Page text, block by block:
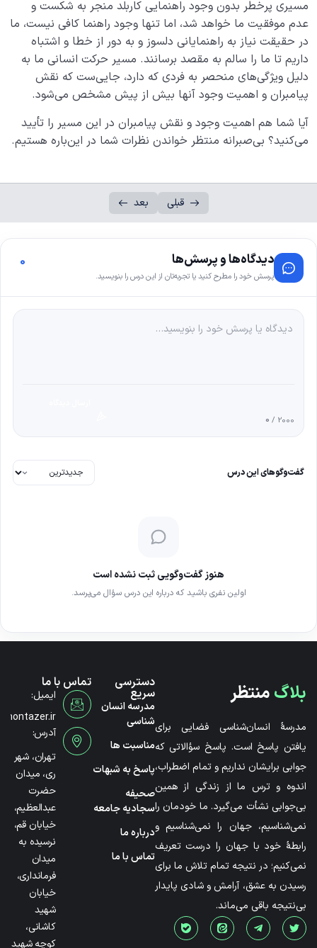
مسیری پرخطر بدون وجود راهنمایی کاربلد منجر به شکست و
عدم موفقیت ما خواهد شد، اما تنها وجود راهنما کافی نیست، ما
در حقیقت نیاز به راهنمایانی دلسوز و به دور از خطا و اشتباه
داریم تا ما را سالم به مقصد برسانند. مسیر حرکت انسانی ما به
دلیل ویژگی‌های منحصر به فردی که دارد، جایی‌ست که نقش
پیامبران و اهمیت وجود آنها بیش از پیش مشخص می‌شود.
آیا شما هم اهمیت وجود و نقش پیامبران در این مسیر را تأیید
می‌کنید؟ بی‌صبرانه منتظر خواندن نظرات شما در این‌باره هستیم.
قبلی بعد
دیدگاه‌ها و پرسش‌ها
پرسش خود را مطرح کنید یا تجربه‌تان از این درس را بنویسید.
0
0 / 2000
گفت‌وگوهای این درس
هنوز گفت‌وگویی ثبت نشده است
اولین نفری باشید که درباره این درس سؤال می‌پرسد.
بلاگمنتظر
مدرسۀ انسان‌شناسی فضایی برای
یافتن پاسخ است. پاسخ سؤالاتی که
جوابی برایشان نداریم و تمام اضطراب،
اندوه و ترس ما از زندگی از همین
بی‌جوابی نشأت می‌گیرد. ما خودمان را
نمی‌شناسیم، جهان را نمی‌شناسیم و
رابطۀ خود با جهان را درست تعریف
نمی‌کنیم؛ در نتیجه تمام تلاش ما برای
رسیدن به عشق، آرامش و شادی پایدار
بی‌نتیجه باقی می‌ماند.
دسترسی
سریع
مدرسه انسان
شناسی
مناسبت ها
پاسخ به شبهات
صحیفه
سجادیه جامعه
درباره ما
تماس با ما
تماس با ما
ایمیل:
آدرس:
تهران، شهر
ری، میدان
حضرت
عبدالعظیم،
خیابان قم،
نرسیده به
میدان
فرمانداری،
خیابان
شهید
کاشانی،
کوچه شهید